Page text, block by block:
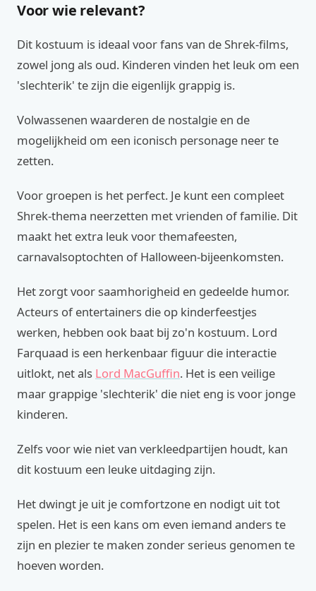
Voor wie relevant?
Dit kostuum is ideaal voor fans van de Shrek-films,
zowel jong als oud. Kinderen vinden het leuk om een
'slechterik' te zijn die eigenlijk grappig is.
Volwassenen waarderen de nostalgie en de
mogelijkheid om een iconisch personage neer te
zetten.
Voor groepen is het perfect. Je kunt een compleet
Shrek-thema neerzetten met vrienden of familie. Dit
maakt het extra leuk voor themafeesten,
carnavalsoptochten of Halloween-bijeenkomsten.
Het zorgt voor saamhorigheid en gedeelde humor.
Acteurs of entertainers die op kinderfeestjes
werken, hebben ook baat bij zo'n kostuum. Lord
Farquaad is een herkenbaar figuur die interactie
uitlokt, net als Lord MacGuffin. Het is een veilige
maar grappige 'slechterik' die niet eng is voor jonge
kinderen.
Zelfs voor wie niet van verkleedpartijen houdt, kan
dit kostuum een leuke uitdaging zijn.
Het dwingt je uit je comfortzone en nodigt uit tot
spelen. Het is een kans om even iemand anders te
zijn en plezier te maken zonder serieus genomen te
hoeven worden.